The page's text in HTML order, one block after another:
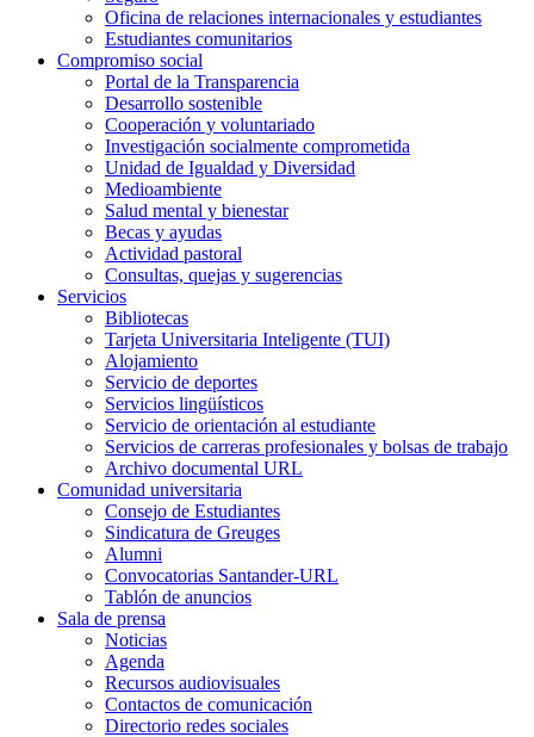
Oficina de relaciones internacionales y estudiantes
Estudiantes comunitarios
Compromiso social
Portal de la Transparencia
Desarrollo sostenible
Cooperación y voluntariado
Investigación socialmente comprometida
Unidad de Igualdad y Diversidad
Medioambiente
Salud mental y bienestar
Becas y ayudas
Actividad pastoral
Consultas, quejas y sugerencias
Servicios
Bibliotecas
Tarjeta Universitaria Inteligente (TUI)
Alojamiento
Servicio de deportes
Servicios lingüísticos
Servicio de orientación al estudiante
Servicios de carreras profesionales y bolsas de trabajo
Archivo documental URL
Comunidad universitaria
Consejo de Estudiantes
Sindicatura de Greuges
Alumni
Convocatorias Santander-URL
Tablón de anuncios
Sala de prensa
Noticias
Agenda
Recursos audiovisuales
Contactos de comunicación
Directorio redes sociales